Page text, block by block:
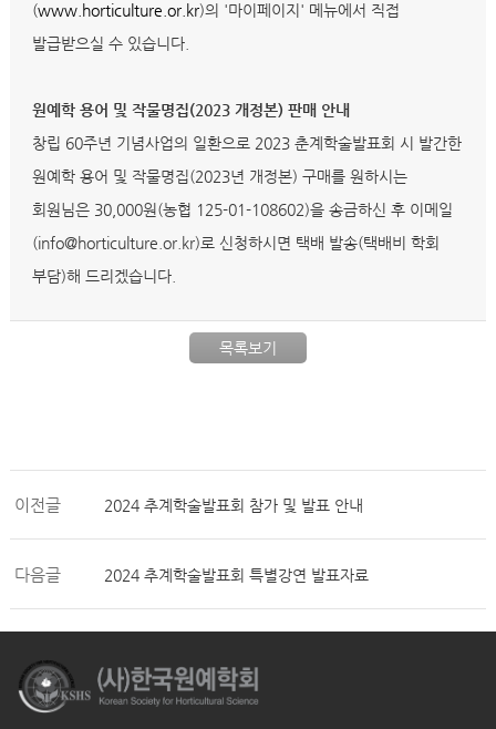
(www.horticulture.or.kr)의 '마이페이지' 메뉴에서 직접
발급받으실 수 있습니다.
원예학 용어 및 작물명집(2023 개정본) 판매 안내
창립 60주년 기념사업의 일환으로 2023 춘계학술발표회 시 발간한
원예학 용어 및 작물명집(2023년 개정본) 구매를 원하시는
회원님은 30,000원(농협 125-01-108602)을 송금하신 후 이메일
(info@horticulture.or.kr)로 신청하시면 택배 발송(택배비 학회
부담)해 드리겠습니다.
목록보기
이전글 2024 추계학술발표회 참가 및 발표 안내
다음글 2024 추계학술발표회 특별강연 발표자료